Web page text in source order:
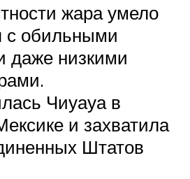
жара умело
с обильными
даже низкими
Чиуауа в
и захватила
Штатов